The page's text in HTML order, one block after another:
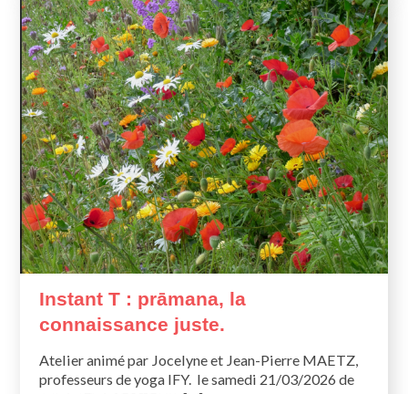
Instant T : prāmana, la
connaissance juste.
Atelier animé par Jocelyne et Jean-Pierre MAETZ,
professeurs de yoga IFY. le samedi 21/03/2026 de